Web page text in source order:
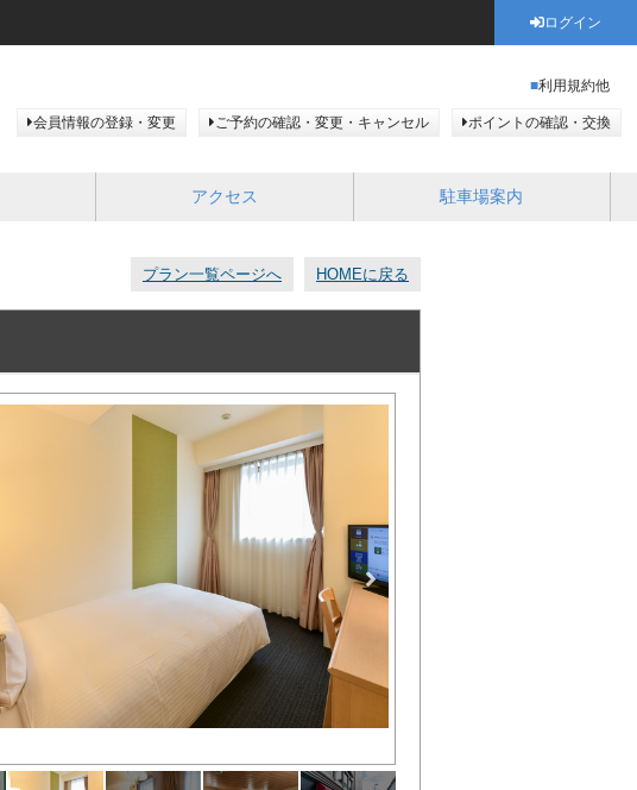
ログイン
利用規約他
会員情報の登録・変更 ご予約の確認・変更・キャンセル ポイントの確認・交換
アクセス 駐車場案内
プラン一覧ページへ HOMEに戻る